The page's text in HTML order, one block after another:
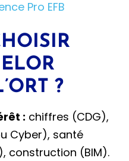
Pro EFB
?
: chiffres (CDG),
Cyber), santé
construction (BIM).